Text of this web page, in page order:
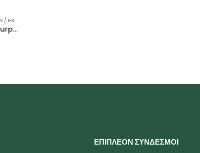
Vintage Magical Murphy Γορίλας Μεταχειρσιμένο Λούτρινο Παιχνίδι – 16 εκ
ΕΠΙΠΛΕΟΝ ΣΥΝΔΕΣΜΟΙ